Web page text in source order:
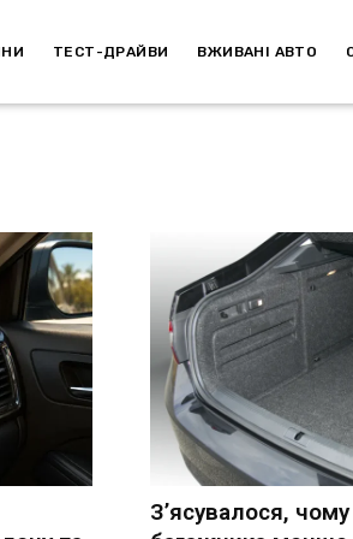
ТЕСТ-ДРАЙВИ ВЖИВАНІ АВТО
З’ясувалося,